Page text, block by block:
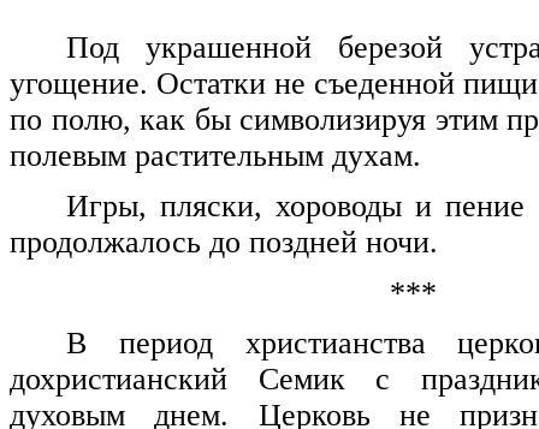
Под украшенной березой
угощение. Остатки не съеденной
по полю, как бы символизируя этим
полевым растительным духам.
Игры, пляски, хороводы и пение
продолжалось до поздней ночи.
***
В период христианства
дохристианский Семик с
духовым днем. Церковь не